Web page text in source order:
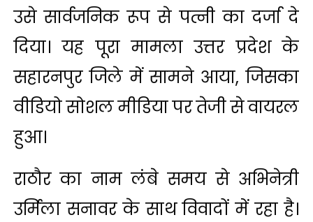
उसे सार्वजनिक रूप से पत्नी का दर्जा दे
दिया। यह पूरा मामला उत्तर प्रदेश के
सहारनपुर जिले में सामने आया, जिसका
वीडियो सोशल मीडिया पर तेजी से वायरल
हुआ।
राठौर का नाम लंबे समय से अभिनेत्री
उर्मिला सनावर के साथ विवादों में रहा है।